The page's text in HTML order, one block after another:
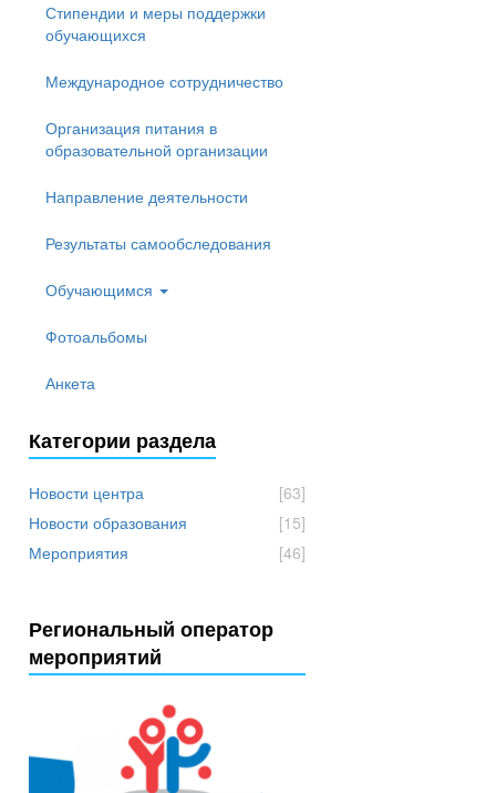
Стипендии и меры поддержки
обучающихся
Международное сотрудничество
Организация питания в
образовательной организации
Направление деятельности
Результаты самообследования
Обучающимся
Фотоальбомы
Анкета
Категории раздела
Новости центра
[63]
Новости образования
[15]
Мероприятия
[46]
Региональный оператор
мероприятий